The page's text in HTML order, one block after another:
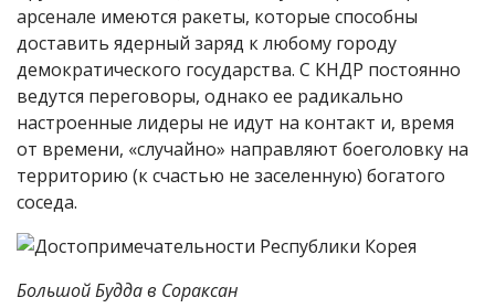
арсенале имеются ракеты, которые способны
доставить ядерный заряд к любому городу
демократического государства. С КНДР постоянно
ведутся переговоры, однако ее радикально
настроенные лидеры не идут на контакт и, время
от времени, «случайно» направляют боеголовку на
территорию (к счастью не заселенную) богатого
соседа.
Большой Будда в Сораксан